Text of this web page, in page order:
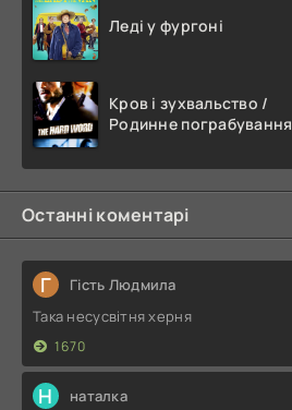
Леді у фургоні
Кров і зухвальство /
Родинне пограбування
Останні коментарі
Г Гість Людмила
Така несусвітня херня
1670
Н наталка